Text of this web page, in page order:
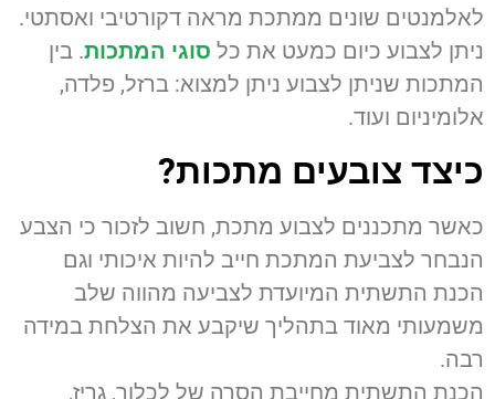
לאלמנטים שונים ממתכת מראה דקורטיבי ואסתטי.
ניתן לצבוע כיום כמעט את כל סוגי המתכות. בין
המתכות שניתן לצבוע ניתן למצוא: ברזל, פלדה,
אלומיניום ועוד.
כיצד צובעים מתכות?
כאשר מתכננים לצבוע מתכת, חשוב לזכור כי הצבע
הנבחר לצביעת המתכת חייב להיות איכותי וגם
הכנת התשתית המיועדת לצביעה מהווה שלב
משמעותי מאוד בתהליך שיקבע את הצלחת במידה
רבה.
הכנת התשתית מחייבת הסרה של לכלוך, גריז,